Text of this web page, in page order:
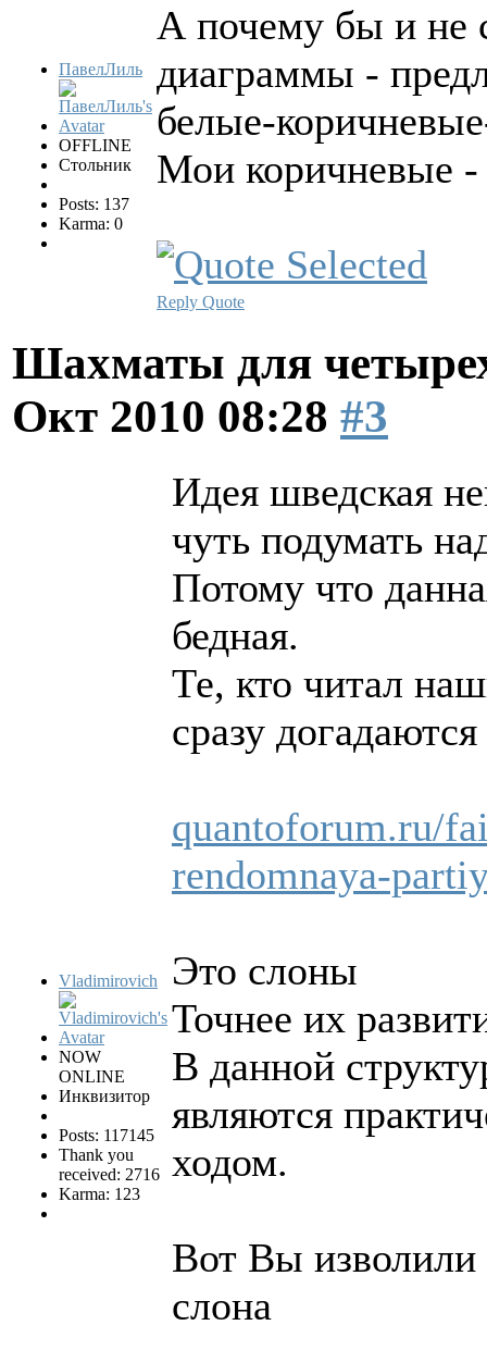
ПавелЛиль
OFFLINE
Стольник
Posts: 137
Karma: 0
А почему бы и не
диаграммы -
белые-
Мои коричневые -
Reply Quote
Шахматы для
Окт 2010 08:28 #3
Vladimirovich
NOW
ONLINE
Инквизитор
Posts: 117145
Thank you
received: 2716
Karma: 123
Идея шведская
чуть подумать
Потому что
бедная.
Те, кто читал
сразу
quantoforum.ru/
rendomnaya-
Это слоны
Точнее их
В данной
являются
ходом.
Вот Вы изволили
слона